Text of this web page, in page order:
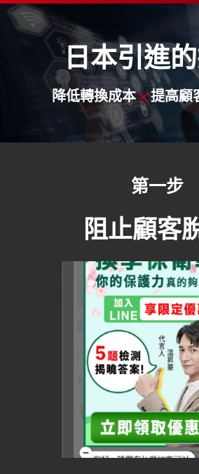
⽇本引進
降低轉換成本×提⾼顧
第一步
阻⽌顧客